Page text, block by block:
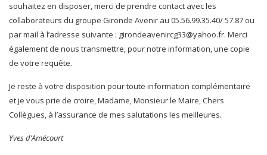
souhaitez en disposer, merci de prendre contact avec les
collaborateurs du groupe Gironde Avenir au 05.56.99.35.40/ 57.87 ou
par mail à l’adresse suivante : girondeavenircg33@yahoo.fr. Merci
également de nous transmettre, pour notre information, une copie
de votre requête.
Je reste à votre disposition pour toute information complémentaire
et je vous prie de croire, Madame, Monsieur le Maire, Chers
Collègues, à l’assurance de mes salutations les meilleures.
Yves d’Amécourt